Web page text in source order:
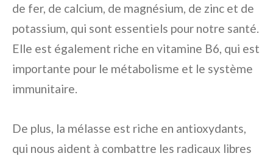
de fer, de calcium, de magnésium, de zinc et de
potassium, qui sont essentiels pour notre santé.
Elle est également riche en vitamine B6, qui est
importante pour le métabolisme et le système
immunitaire.
De plus, la mélasse est riche en antioxydants,
qui nous aident à combattre les radicaux libres